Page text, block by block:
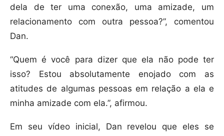
dela de ter uma conexão, uma amizade, um
relacionamento com outra pessoa?”, comentou
Dan.
“Quem é você para dizer que ela não pode ter
isso? Estou absolutamente enojado com as
atitudes de algumas pessoas em relação a ela e
minha amizade com ela.”, afirmou.
Em seu vídeo inicial, Dan revelou que eles se